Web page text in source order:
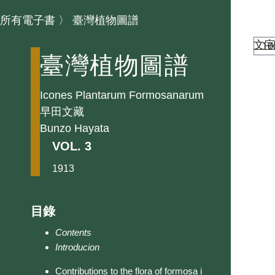
所有電子書 〉 臺灣植物圖譜
臺灣植物圖譜
Icones Plantarum Formosanarum
早田文藏
Bunzo Hayata
VOL. 3
1913
目錄
Contents
Introducion
Contributions to the flora of formosa i
文